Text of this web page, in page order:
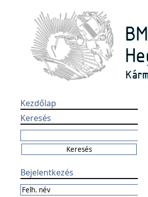
Kezdőlap
Keresés
Bejelentkezés